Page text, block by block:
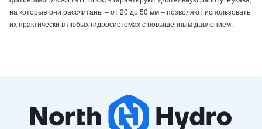
на которые они рассчитаны – от 20 до 50 мм – позволяют использовать
их практически в любых гидросистемах с повышенным давлением.